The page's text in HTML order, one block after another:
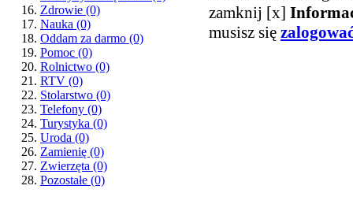
Zdrowie (0)
Nauka (0)
Oddam za darmo (0)
Pomoc (0)
Rolnictwo (0)
RTV (0)
Stolarstwo (0)
Telefony (0)
Turystyka (0)
Uroda (0)
Zamienię (0)
Zwierzęta (0)
Pozostałe (0)
zamknij [x]
musisz się